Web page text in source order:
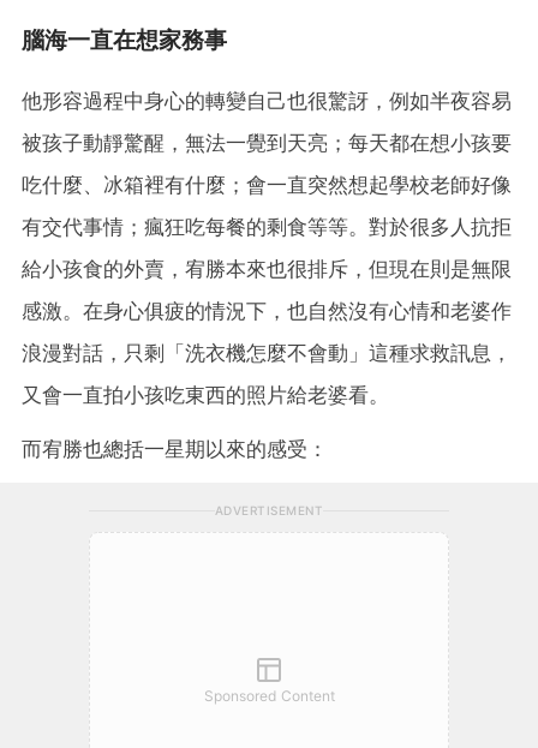
腦海一直在想家務事
他形容過程中身心的轉變自己也很驚訝，例如半夜容易
被孩子動靜驚醒，無法一覺到天亮；每天都在想小孩要
吃什麼、冰箱裡有什麼；會一直突然想起學校老師好像
有交代事情；瘋狂吃每餐的剩食等等。對於很多人抗拒
給小孩食的外賣，宥勝本來也很排斥，但現在則是無限
感激。在身心俱疲的情況下，也自然沒有心情和老婆作
浪漫對話，只剩「洗衣機怎麼不會動」這種求救訊息，
又會一直拍小孩吃東西的照片給老婆看。
而宥勝也總括一星期以來的感受：
ADVERTISEMENT
Sponsored Content